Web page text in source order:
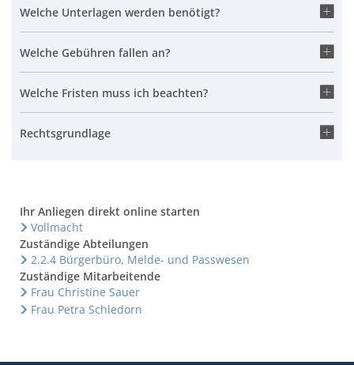
Welche Unterlagen werden benötigt?
Welche Gebühren fallen an?
Welche Fristen muss ich beachten?
Rechtsgrundlage
Ihr Anliegen direkt online starten
Vollmacht
Zuständige Abteilungen
2.2.4 Bürgerbüro, Melde- und Passwesen
Zuständige Mitarbeitende
Frau Christine Sauer
Frau Petra Schledorn